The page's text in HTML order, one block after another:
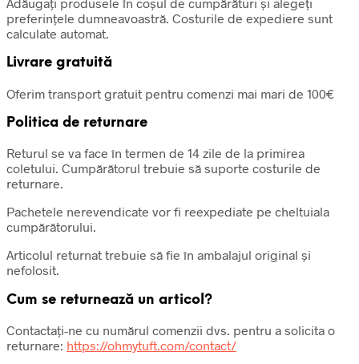
preferințele dumneavoastră. Costurile de expediere sunt
calculate automat.
Livrare gratuită
Oferim transport gratuit pentru comenzi mai mari de 100€
Politica de returnare
Returul se va face în termen de 14 zile de la primirea
coletului. Cumpărătorul trebuie să suporte costurile de
returnare.
Pachetele nerevendicate vor fi reexpediate pe cheltuiala
cumpărătorului.
Articolul returnat trebuie să fie în ambalajul original și
nefolosit.
Cum se returnează un articol?
Contactați-ne cu numărul comenzii dvs. pentru a solicita o
returnare: https://ohmytuft.com/contact/